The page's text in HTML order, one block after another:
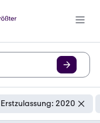
Erstzulassung: 2020